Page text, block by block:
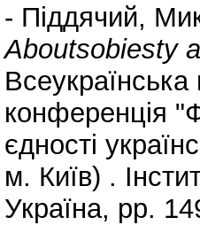
- Піддячий,
Aboutsobiesty
конференція
єдності
м. Київ) .
Україна, pp.